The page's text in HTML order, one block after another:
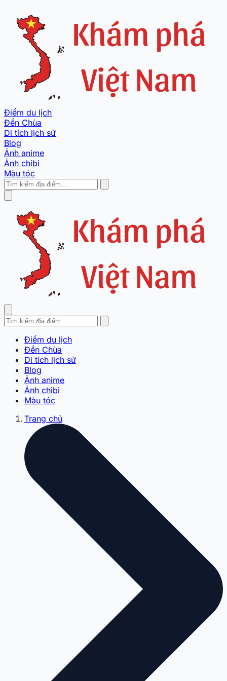
Điểm du lịch
Đền Chùa
Di tích lịch sử
Blog
Ảnh anime
Ảnh chibi
Màu tóc
Điểm du lịch
Đền Chùa
Di tích lịch sử
Blog
Ảnh anime
Ảnh chibi
Màu tóc
Trang chủ